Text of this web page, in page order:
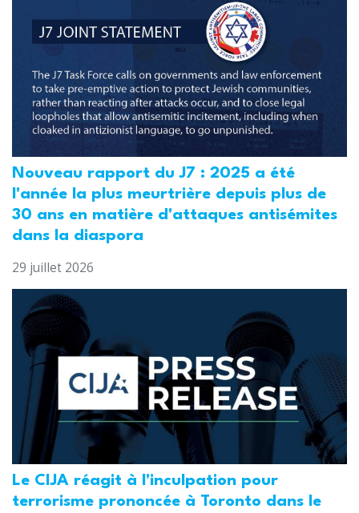
Nouveau rapport du J7 : 2025 a été
l'année la plus meurtrière depuis plus de
30 ans en matière d'attaques antisémites
dans la diaspora
29 juillet 2026
Le CIJA réagit à l'inculpation pour
terrorisme prononcée à Toronto dans le